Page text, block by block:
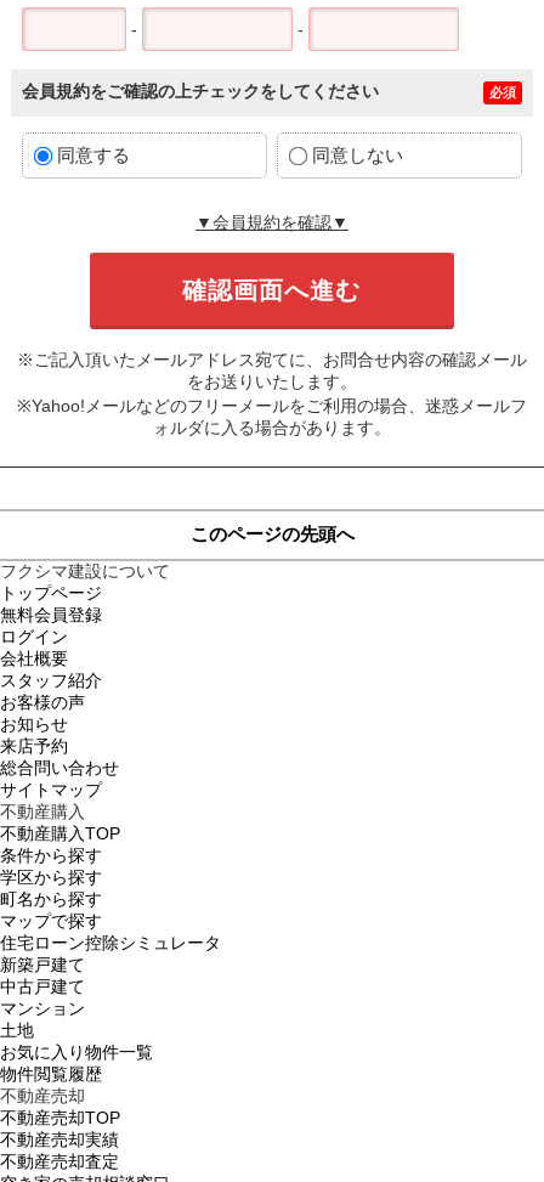
- -
会員規約をご確認の上チェックをしてください 必須
同意する 同意しない
▼会員規約を確認▼
※ご記入頂いたメールアドレス宛てに、お問合せ内容の確認メール
をお送りいたします。
※Yahoo!メールなどのフリーメールをご利用の場合、迷惑メールフ
ォルダに入る場合があります。
このページの先頭へ
フクシマ建設について
トップページ
無料会員登録
ログイン
会社概要
スタッフ紹介
お客様の声
お知らせ
来店予約
総合問い合わせ
サイトマップ
不動産購入
不動産購入TOP
条件から探す
学区から探す
町名から探す
マップで探す
住宅ローン控除シミュレータ
新築戸建て
中古戸建て
マンション
土地
お気に入り物件一覧
物件閲覧履歴
不動産売却
不動産売却TOP
不動産売却実績
不動産売却査定